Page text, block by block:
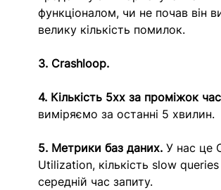
функціоналом, чи не почав він
велику кількість помилок.
3. Crashloop.
4. Кількість 5xx за проміжок
виміряємо за останні 5 хвилин.
5. Метрики баз даних. У нас це
Utilization, кількість slow queries
середній час запиту.